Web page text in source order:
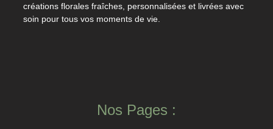
créations florales fraîches, personnalisées et livrées avec
soin pour tous vos moments de vie.
Nos Pages :